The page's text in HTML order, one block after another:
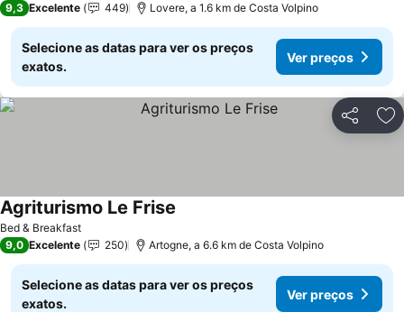
9,3 Excelente 449 Lovere, a 1.6 km de Costa Volpino
Selecione as datas para ver os preços
exatos.
Ver preços
Partilhar
Bed & Breakfast
Agriturismo Le Frise
9,0 Excelente 250 Artogne, a 6.6 km de Costa Volpino
Selecione as datas para ver os preços
exatos.
Ver preços